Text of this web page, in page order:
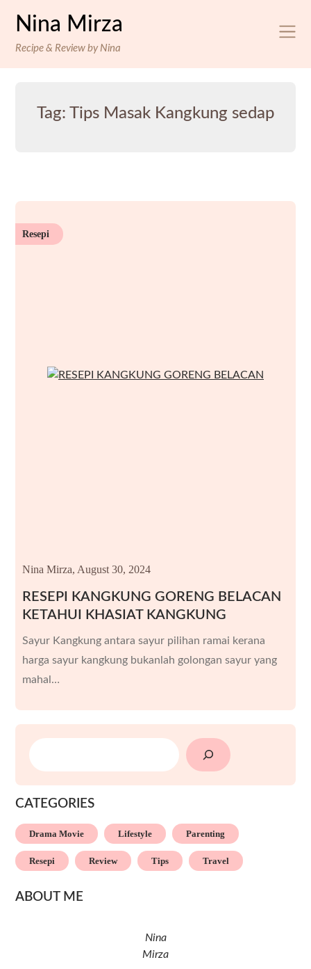
Nina Mirza
Recipe & Review by Nina
Tag: Tips Masak Kangkung sedap
Resepi
RESEPI KANGKUNG GORENG BELACAN
KETAHUI KHASIAT KANGKUNG
Nina Mirza, August 30, 2024
Sayur Kangkung antara sayur pilihan ramai kerana
harga sayur kangkung bukanlah golongan sayur yang
mahal…
SEARCH
CATEGORIES
Drama Movie Lifestyle Parenting
Resepi Review Tips Travel
ABOUT ME
Nina
Mirza